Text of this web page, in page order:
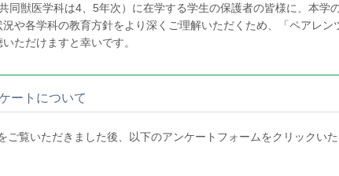
同獣医学科は4、5年次）に在学する学生の保護者の皆様に、本学
や各学科の教育方針をより深くご理解いただくため、「ペアレ
ただけますと幸いです。
ートについて
ご覧いただきました後、以下のアンケートフォームをクリックい